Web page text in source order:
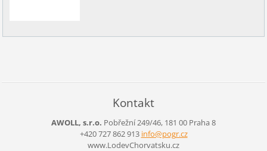
Kontakt
AWOLL, s.r.o. Pobřežní 249/46, 181 00 Praha 8
+420 727 862 913 info@pogr.cz
www.LodevChorvatsku.cz